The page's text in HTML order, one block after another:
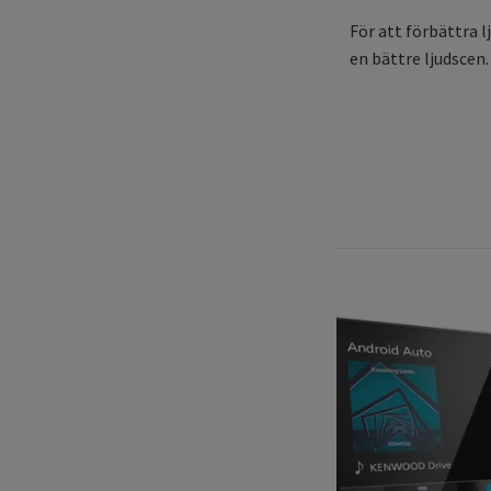
För att förbättra
en bättre ljudscen.